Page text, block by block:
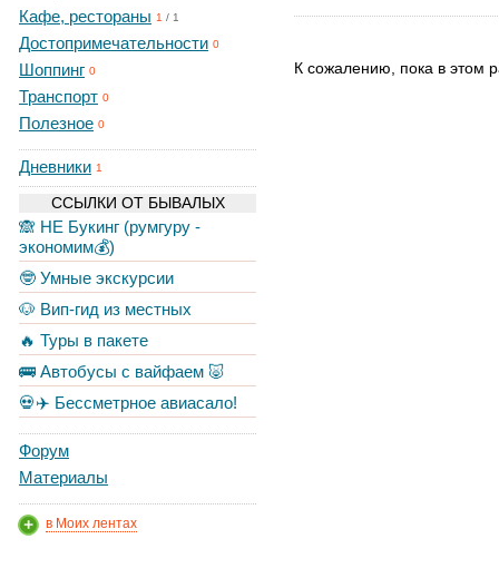
Кафе, рестораны 1 / 1
Достопримечательности 0
Шоппинг 0
Транспорт 0
Полезное 0
Дневники 1
ССЫЛКИ ОТ БЫВАЛЫХ
🙈 НЕ Букинг (румгуру -
экономим💰)
🤓 Умные экскурсии
🐶 Вип-гид из местных
🔥 Туры в пакете
🚌 Автобусы с вайфаем 🐷
💀✈️ Бессметрное авиасало!
Форум
Материалы
в Моих лентах
К сожалению, пока в этом